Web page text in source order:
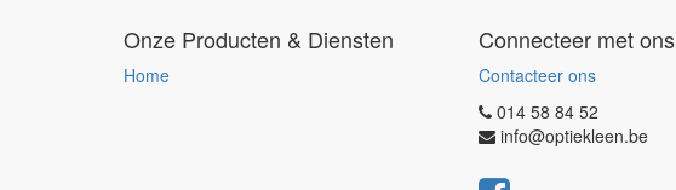
Onze Producten & Diensten
Home
Connecteer met ons
Contacteer ons
014 58 84 52
info@optiekleen.be